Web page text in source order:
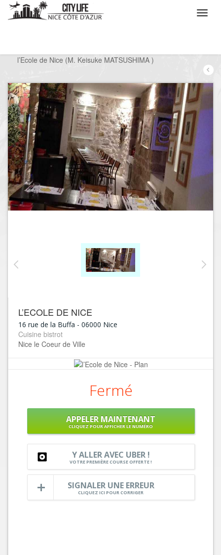
l’Ecole de Nice (M. Keisuke MATSUSHIMA )
L’ECOLE DE NICE
16 rue de la Buffa - 06000 Nice
Cuisine bistrot
Nice le Coeur de Ville
Fermé
APPELER MAINTENANT
CLIQUEZ POUR AFFICHER LE NUMÉRO
Y ALLER AVEC UBER !
VOTRE PREMIÈRE COURSE OFFERTE !
SIGNALER UNE ERREUR
CLIQUEZ ICI POUR CORRIGER